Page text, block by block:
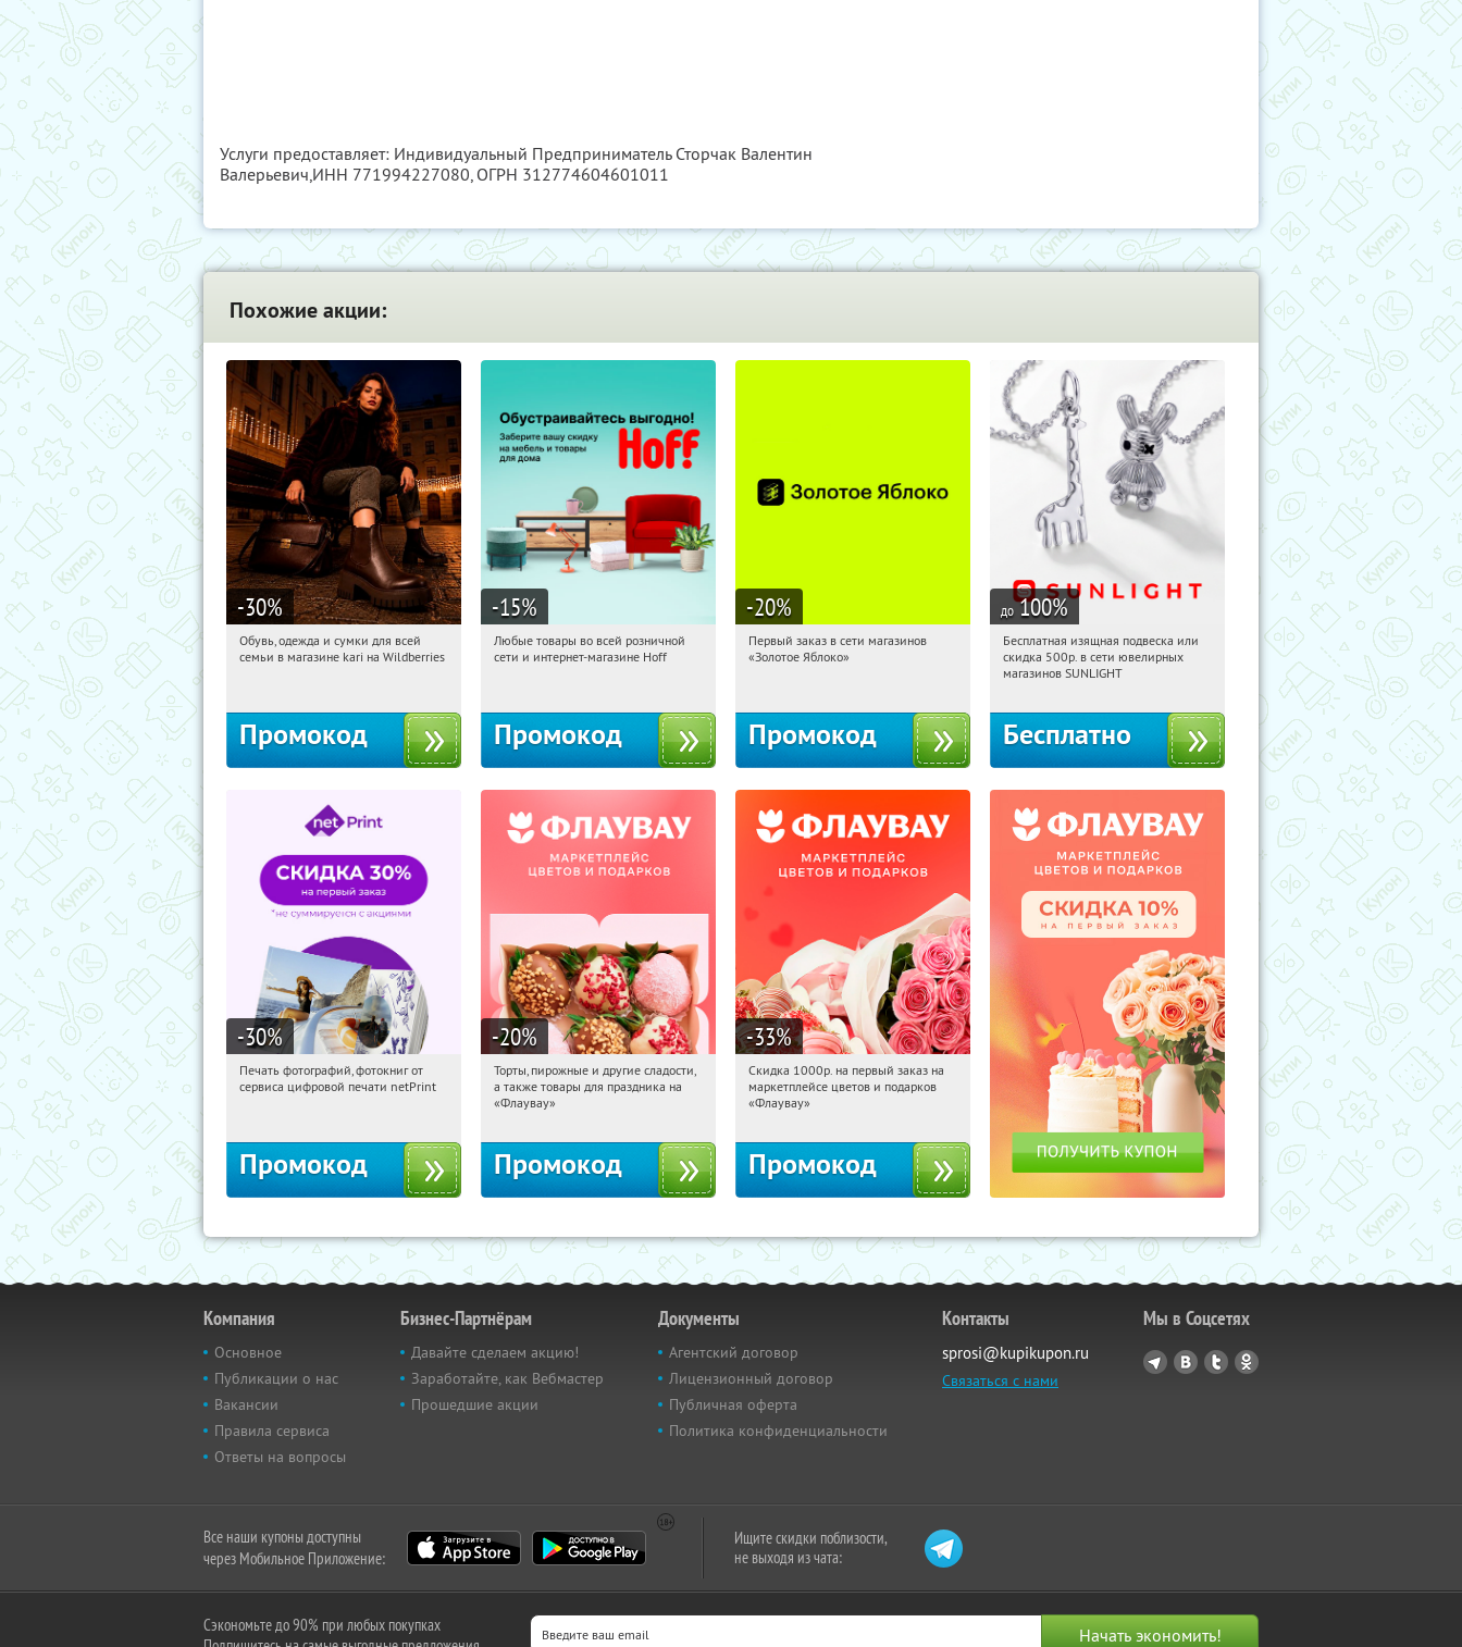
Услуги предоставляет: Индивидуальный Предприниматель Сторчак Валентин
Валерьевич,ИНН 771994227080, ОГРН 312774604601011
Похожие акции:
-30%
01:05:06 Получили:
Обувь, одежда и сумки для всей
семьи в магазине kari на Wildberries
Промокод
-15%
01:05:06 Получили:
Любые товары во всей розничной
сети и интернет-магазине Hoff
Промокод
-20%
01:05:06
Получи первым!
Первый заказ в сети магазинов
«Золотое Яблоко»
Промокод
до 100%
01:05:06 Получили:
Россия
Бесплатная изящная подвеска или
скидка 500р. в сети ювелирных
магазинов SUNLIGHT
Бесплатно
-30%
01:05:06 Получили:
Печать фотографий, фотокниг от
сервиса цифровой печати netPrint
Промокод
-20%
01:05:06 Получили:
Россия
Торты, пирожные и другие сладости,
а также товары для праздника на
«Флаувау»
Промокод
-33%
01:05:06 Получили:
Россия
Скидка 1000р. на первый заказ на
маркетплейсе цветов и подарков
«Флаувау»
Промокод
Компания
Основное
Публикации о нас
Вакансии
Правила сервиса
Ответы на вопросы
Бизнес-Партнёрам
Давайте сделаем акцию!
Заработайте, как Вебмастер
Прошедшие акции
Документы
Агентский договор
Лицензионный договор
Публичная оферта
Политика конфиденциальности
Контакты
sprosi@kupikupon.ru
Связаться с нами
Мы в Соцсетях
Все наши купоны доступны
через Мобильное Приложение:
Ищите скидки поблизости,
не выходя из чата:
Сэкономьте до 90% при любых покупках